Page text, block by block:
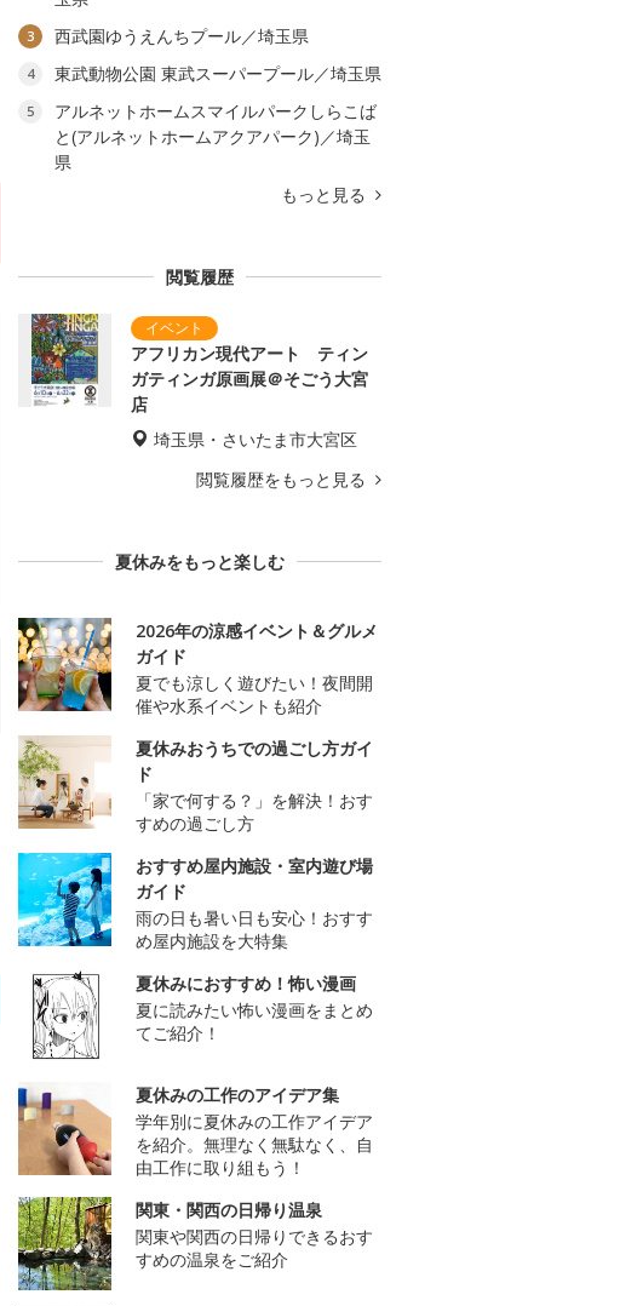
3 西武園ゆうえんちプール／埼玉県
4 東武動物公園 東武スーパープール／埼玉県
5
アルネットホームスマイルパークしらこば
と(アルネットホームアクアパーク)／埼玉
県
もっと見る
閲覧履歴
アフリカン現代アート ティン
ガティンガ原画展＠そごう大宮
店
埼玉県・さいたま市大宮区
閲覧履歴をもっと見る
夏休みをもっと楽しむ
2026年の涼感イベント＆グルメ
ガイド
夏でも涼しく遊びたい！夜間開
催や水系イベントも紹介
夏休みおうちでの過ごし方ガイ
ド
「家で何する？」を解決！おす
すめの過ごし方
おすすめ屋内施設・室内遊び場
ガイド
雨の日も暑い日も安心！おすす
め屋内施設を大特集
夏休みにおすすめ！怖い漫画
夏に読みたい怖い漫画をまとめ
てご紹介！
夏休みの工作のアイデア集
学年別に夏休みの工作アイデア
を紹介。無理なく無駄なく、自
由工作に取り組もう！
関東・関西の日帰り温泉
関東や関西の日帰りできるおす
すめの温泉をご紹介